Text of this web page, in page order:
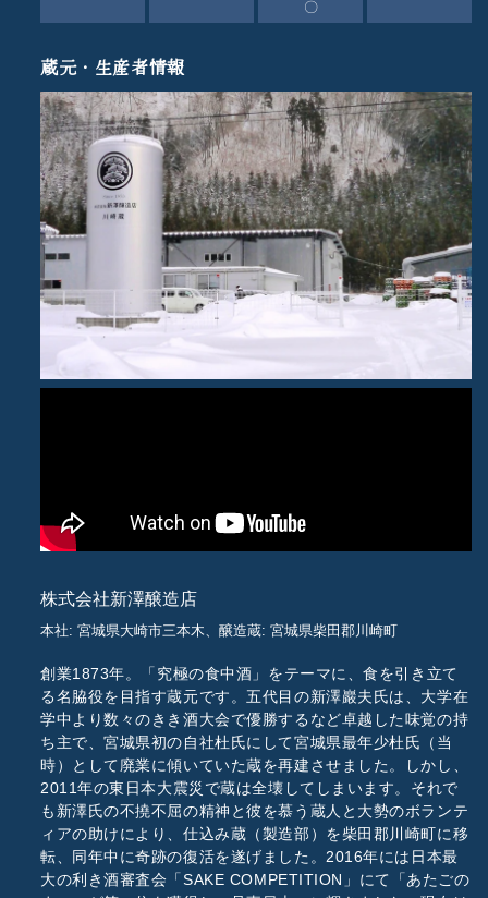
〇
蔵元・生産者情報
株式会社新澤醸造店
本社: 宮城県大崎市三本木、醸造蔵: 宮城県柴田郡川崎町
創業1873年。「究極の食中酒」をテーマに、食を引き立て
る名脇役を目指す蔵元です。五代目の新澤巖夫氏は、大学在
学中より数々のきき酒大会で優勝するなど卓越した味覚の持
ち主で、宮城県初の自社杜氏にして宮城県最年少杜氏（当
時）として廃業に傾いていた蔵を再建させました。しかし、
2011年の東日本大震災で蔵は全壊してしまいます。それで
も新澤氏の不撓不屈の精神と彼を慕う蔵人と大勢のボランテ
ィアの助けにより、仕込み蔵（製造部）を柴田郡川崎町に移
転、同年中に奇跡の復活を遂げました。2016年には日本最
大の利き酒審査会「SAKE COMPETITION」にて「あたごの